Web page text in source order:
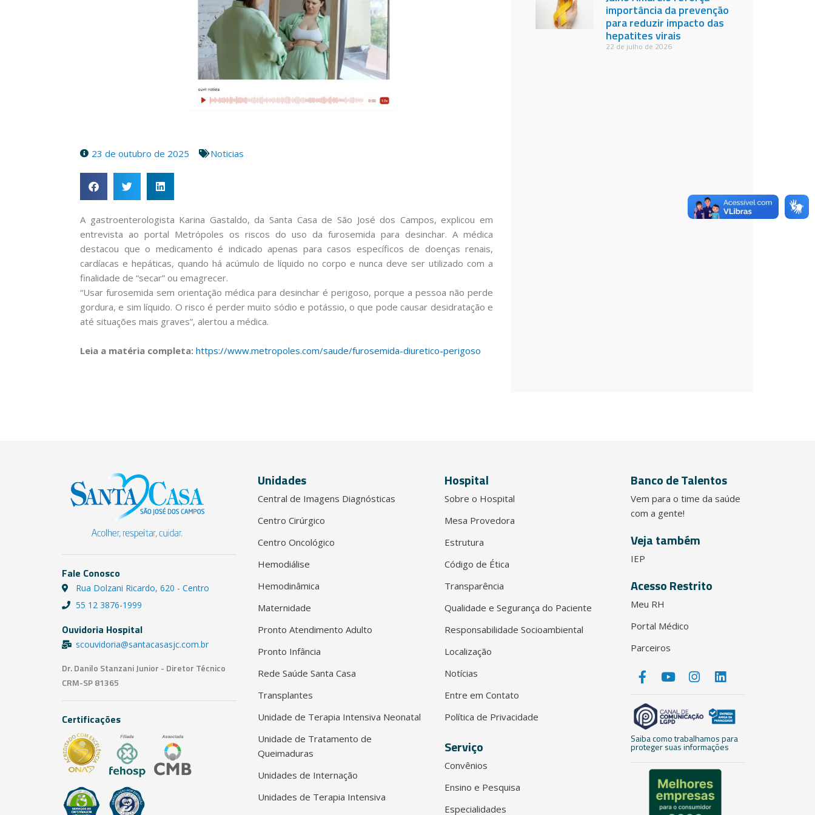
23 de outubro de 2025 Noticias
A gastroenterologista Karina Gastaldo, da Santa Casa de São José dos Campos, explicou em
entrevista ao portal Metrópoles os riscos do uso da furosemida para desinchar. A médica
destacou que o medicamento é indicado apenas para casos específicos de doenças renais,
cardíacas e hepáticas, quando há acúmulo de líquido no corpo e nunca deve ser utilizado com a
finalidade de “secar” ou emagrecer.
“Usar furosemida sem orientação médica para desinchar é perigoso, porque a pessoa não perde
gordura, e sim líquido. O risco é perder muito sódio e potássio, o que pode causar desidratação e
até situações mais graves”, alertou a médica.
Leia a matéria completa: https://www.metropoles.com/saude/furosemida-diuretico-perigoso
importância da prevenção
para reduzir impacto das
hepatites virais
22 de julho de 2026
Fale Conosco
Rua Dolzani Ricardo, 620 - Centro
55 12 3876-1999
Ouvidoria Hospital
scouvidoria@santacasasjc.com.br
Dr. Danilo Stanzani Junior - Diretor Técnico
CRM-SP 81365
Certificações
Unidades
Central de Imagens Diagnósticas
Centro Cirúrgico
Centro Oncológico
Hemodiálise
Hemodinâmica
Maternidade
Pronto Atendimento Adulto
Pronto Infância
Rede Saúde Santa Casa
Transplantes
Unidade de Terapia Intensiva Neonatal
Unidade de Tratamento de
Queimaduras
Unidades de Internação
Unidades de Terapia Intensiva
Hospital
Sobre o Hospital
Mesa Provedora
Estrutura
Código de Ética
Transparência
Qualidade e Segurança do Paciente
Responsabilidade Socioambiental
Localização
Notícias
Entre em Contato
Política de Privacidade
Serviço
Convênios
Ensino e Pesquisa
Especialidades
Banco de Talentos
Vem para o time da saúde
com a gente!
Veja também
IEP
Acesso Restrito
Meu RH
Portal Médico
Parceiros
Saiba como trabalhamos para
proteger suas informações